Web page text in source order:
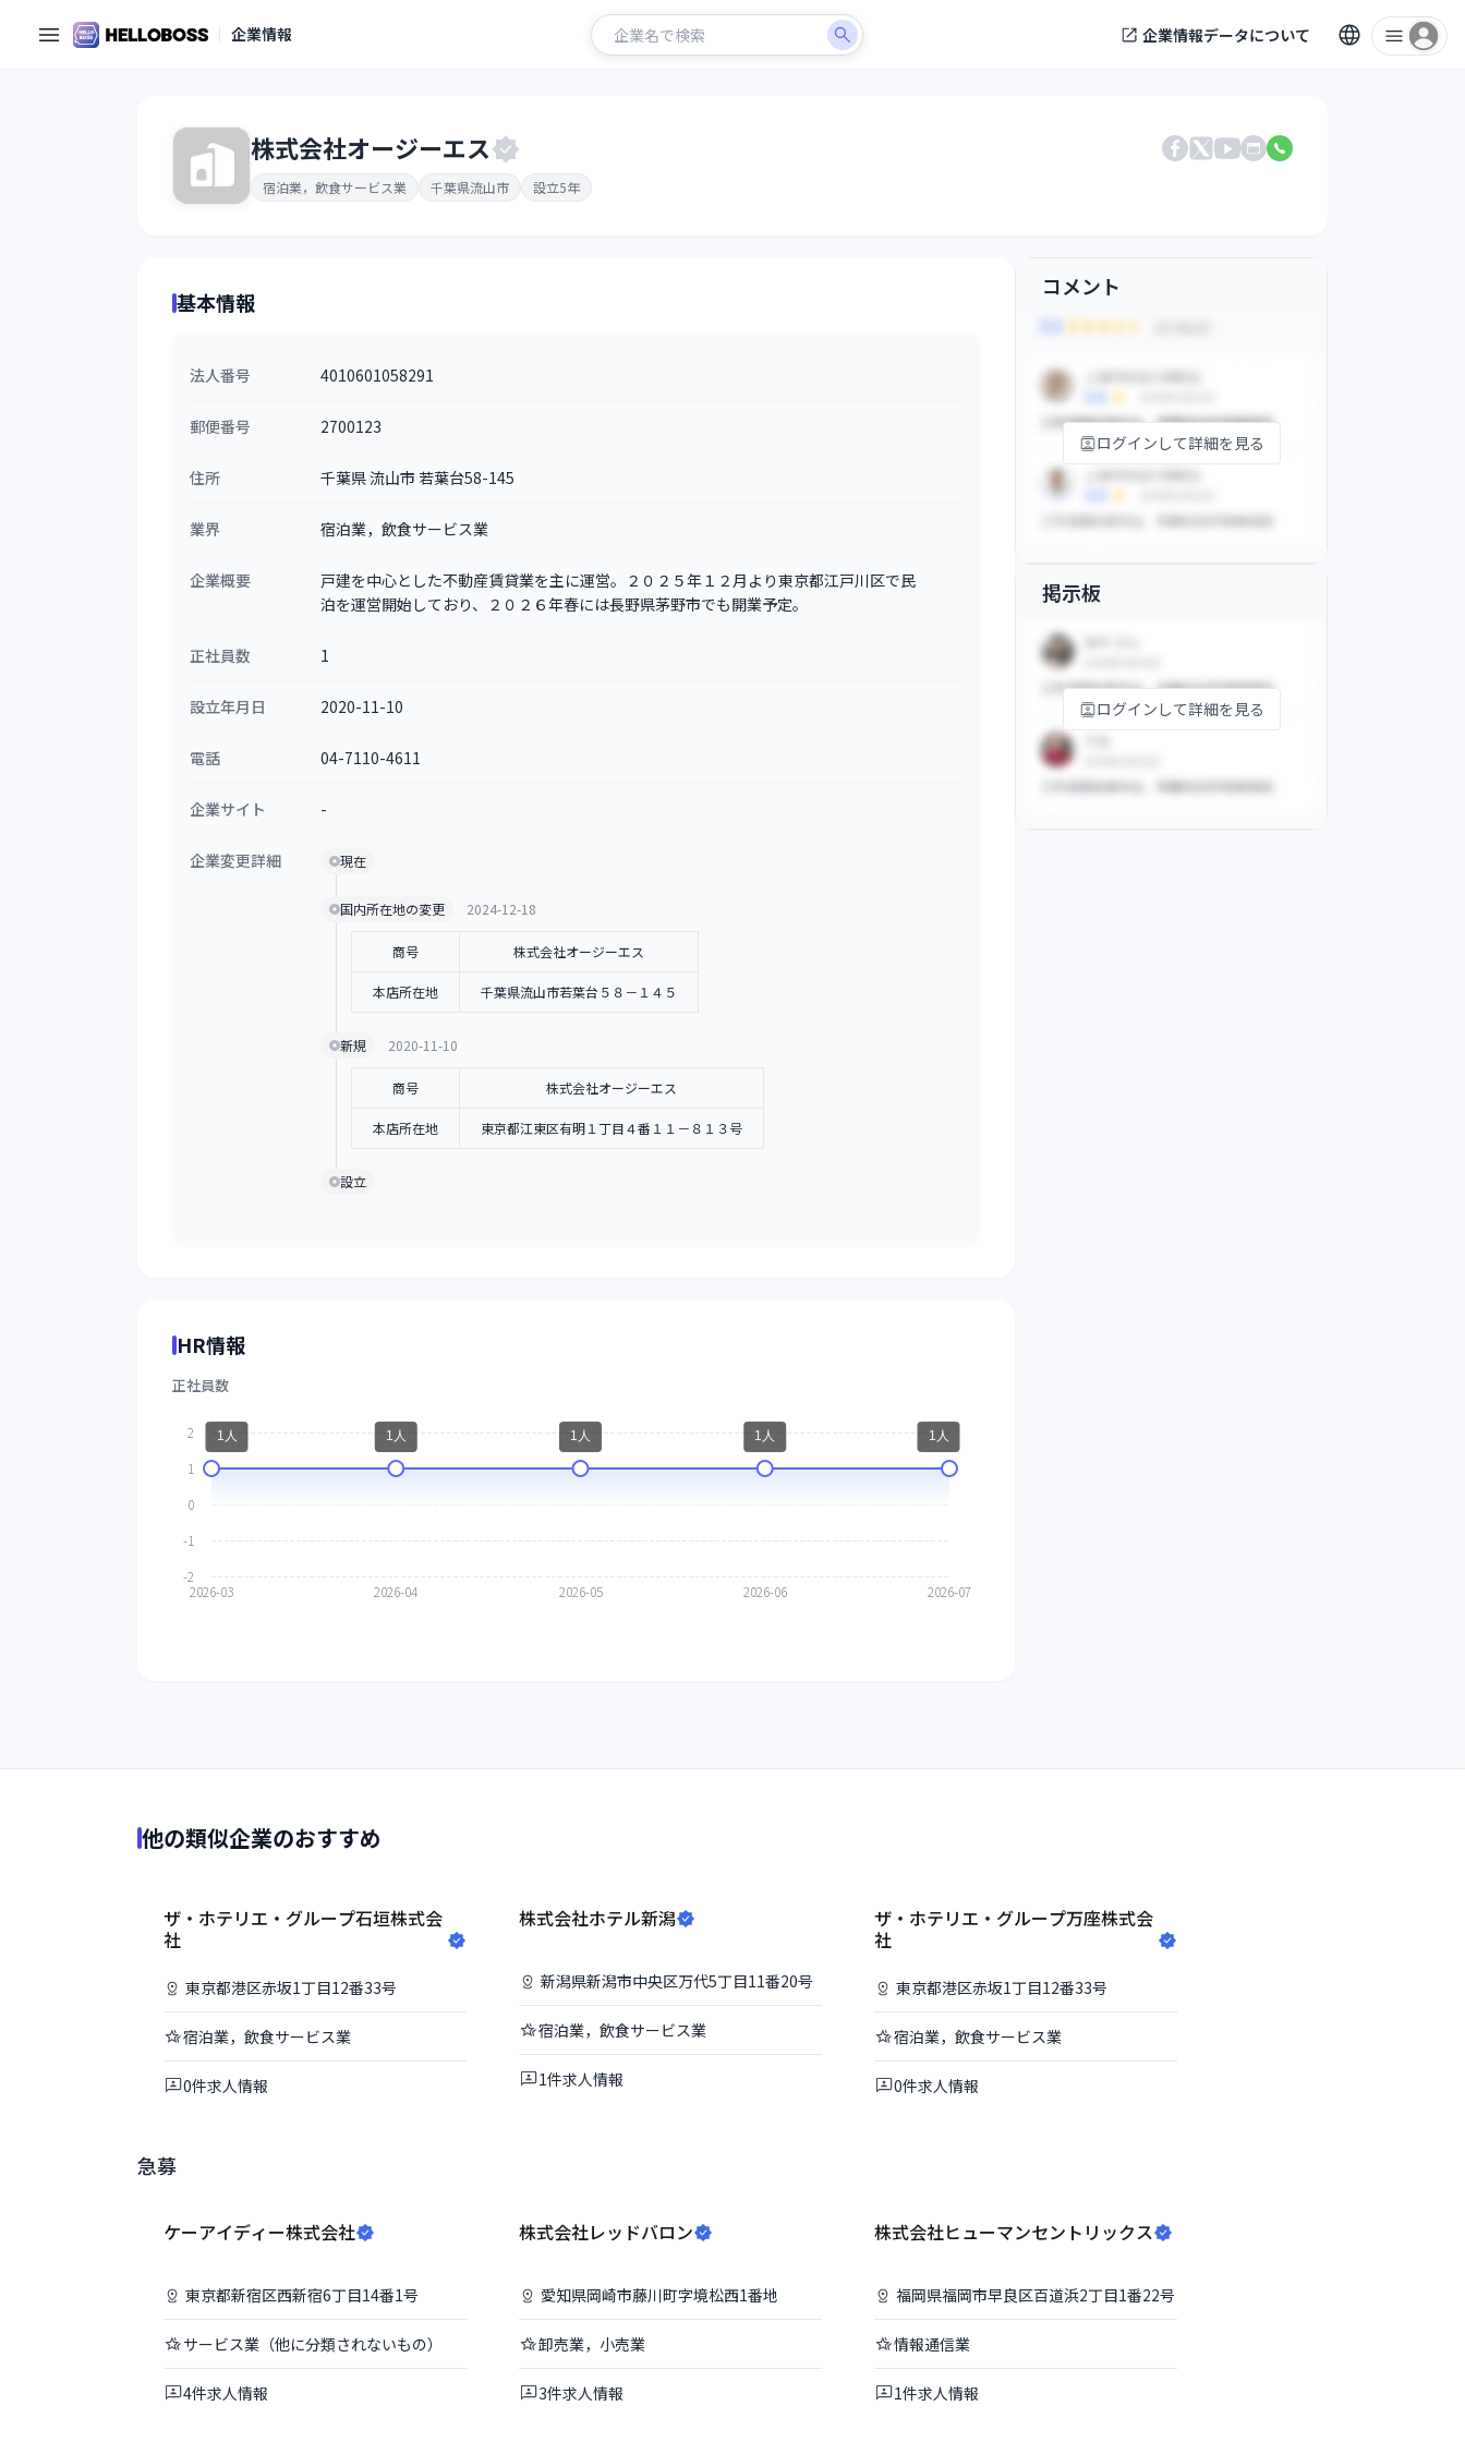
企業情報 企業情報データについて
株式会社オージーエス
宿泊業，飲食サービス業 千葉県流山市 設立5年
Facebook
X YouTube
公式サイト
電話番号
基本情報
法人番号 4010601058291
郵便番号 2700123
住所 千葉県 流山市 若葉台58-145
業界 宿泊業，飲食サービス業
企業概要
戸建を中心とした不動産賃貸業を主に運営。２０２５年１２月より東京都江戸川区で民
泊を運営開始しており、２０２６年春には長野県茅野市でも開業予定。
正社員数 1
設立年月日 2020-11-10
電話 04-7110-4611
企業サイト -
企業変更詳細 現在
国内所在地の変更 2024-12-18
商号 株式会社オージーエス
本店所在地 千葉県流山市若葉台５８－１４５
新規 2020-11-10
商号 株式会社オージーエス
本店所在地 東京都江東区有明１丁目４番１１－８１３号
設立
HR情報
正社員数
コメント
ログインして詳細を見る
掲示板
ログインして詳細を見る
他の類似企業のおすすめ
ザ・ホテリエ・グループ石垣株式会
社
東京都港区赤坂1丁目12番33号
宿泊業，飲食サービス業
0件求人情報
株式会社ホテル新潟
新潟県新潟市中央区万代5丁目11番20号
宿泊業，飲食サービス業
1件求人情報
ザ・ホテリエ・グループ万座株式会
社
東京都港区赤坂1丁目12番33号
宿泊業，飲食サービス業
0件求人情報
急募
ケーアイディー株式会社
東京都新宿区西新宿6丁目14番1号
サービス業（他に分類されないもの）
4件求人情報
株式会社レッドバロン
愛知県岡崎市藤川町字境松西1番地
卸売業，小売業
3件求人情報
株式会社ヒューマンセントリックス
福岡県福岡市早良区百道浜2丁目1番22号
情報通信業
1件求人情報